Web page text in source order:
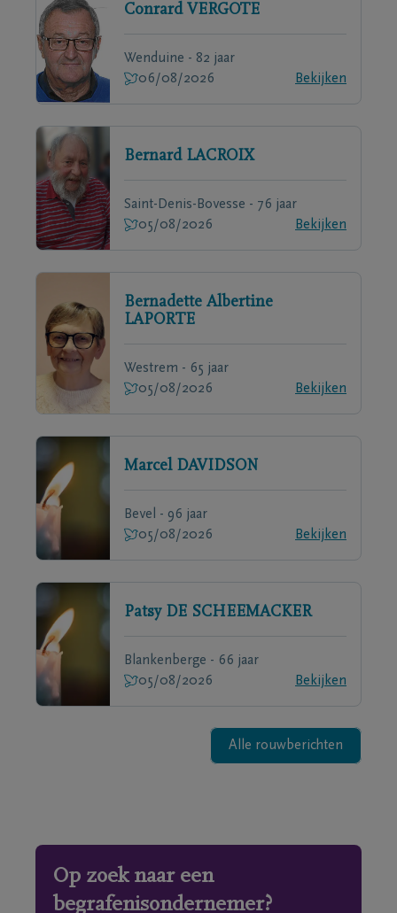
Conrard VERGOTE
Wenduine - 82 jaar
06/08/2026
Bekijken
Bernard LACROIX
Saint-Denis-Bovesse - 76 jaar
05/08/2026
Bekijken
Bernadette Albertine
LAPORTE
Westrem - 65 jaar
05/08/2026
Bekijken
Marcel DAVIDSON
Bevel - 96 jaar
05/08/2026
Bekijken
Patsy DE SCHEEMACKER
Blankenberge - 66 jaar
05/08/2026
Bekijken
Alle rouwberichten
Op zoek naar een
begrafenisondernemer?